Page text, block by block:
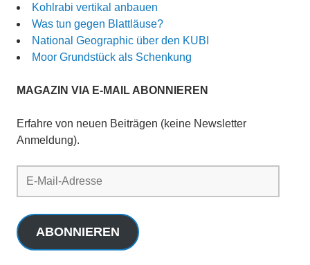
Kohlrabi vertikal anbauen
Was tun gegen Blattläuse?
National Geographic über den KUBI
Moor Grundstück als Schenkung
MAGAZIN VIA E-MAIL ABONNIEREN
Erfahre von neuen Beiträgen (keine Newsletter
Anmeldung).
ABONNIEREN